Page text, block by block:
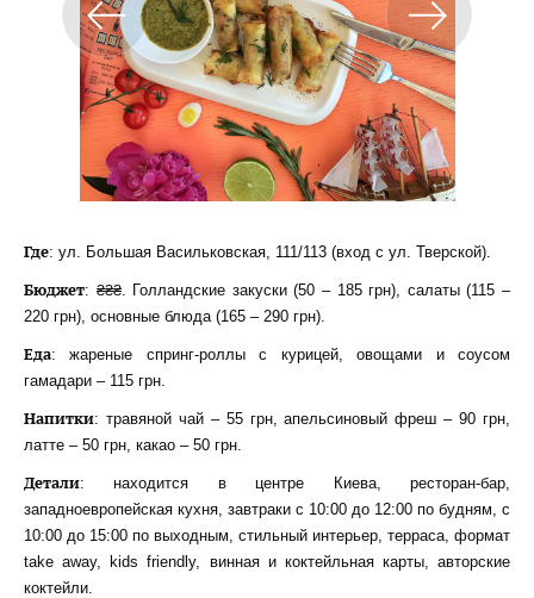
Где: ул. Большая Васильковская, 111/113 (вход с ул. Тверской).
Бюджет: ₴₴₴. Голландские закуски (50 – 185 грн), салаты (115 –
220 грн), основные блюда (165 – 290 грн).
Еда: жареные спринг-роллы с курицей, овощами и соусом
гамадари – 115 грн.
Напитки: травяной чай – 55 грн, апельсиновый фреш – 90 грн,
латте – 50 грн, какао – 50 грн.
Детали: находится в центре Киева, ресторан-бар,
западноевропейская кухня, завтраки с 10:00 до 12:00 по будням, с
10:00 до 15:00 по выходным, стильный интерьер, терраса, формат
take away, kids friendly, винная и коктейльная карты, авторские
коктейли.